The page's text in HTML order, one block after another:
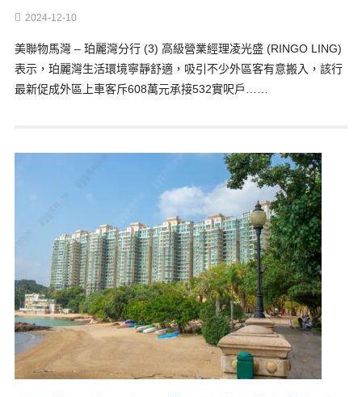
2024-12-10
美聯物馬灣 – 珀麗灣分行 (3) 高級營業經理凌光盛 (RINGO LING)
表示，珀麗灣生活環境寧靜舒適，吸引不少外區客有意搬入，該行
最新促成外區上車客斥608萬元承接532實呎戶……